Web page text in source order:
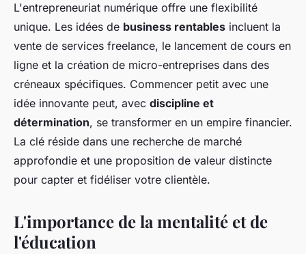
L'entrepreneuriat numérique offre une flexibilité
unique. Les idées de business rentables incluent la
vente de services freelance, le lancement de cours en
ligne et la création de micro-entreprises dans des
créneaux spécifiques. Commencer petit avec une
idée innovante peut, avec discipline et
détermination, se transformer en un empire financier.
La clé réside dans une recherche de marché
approfondie et une proposition de valeur distincte
pour capter et fidéliser votre clientèle.
L'importance de la mentalité et de
l'éducation